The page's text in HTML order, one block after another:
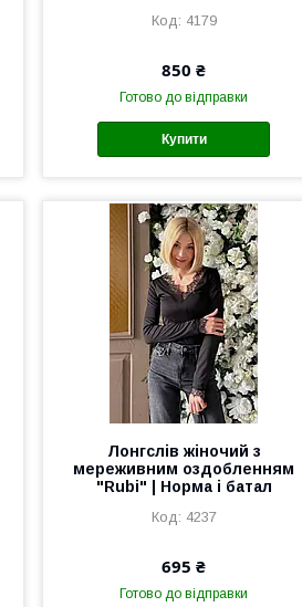
4179
850 ₴
Готово до відправки
Купити
Лонгслів жіночий з
мереживним оздобленням
"Rubi" | Норма і батал
4237
695 ₴
Готово до відправки